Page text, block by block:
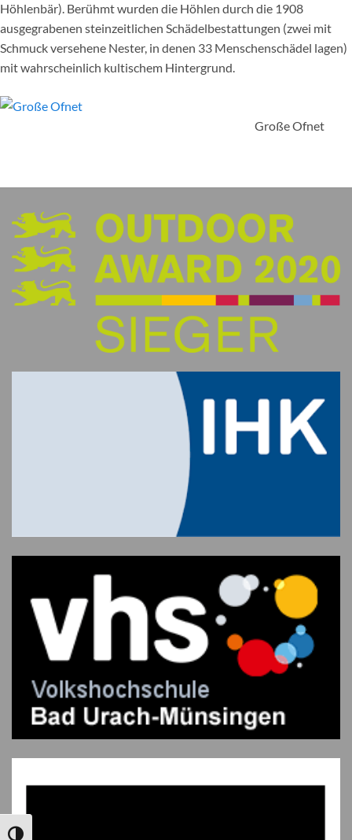
Höhlenbär). Berühmt wurden die Höhlen durch die 1908
ausgegrabenen steinzeitlichen Schädelbestattungen (zwei mit
Schmuck versehene Nester, in denen 33 Menschenschädel lagen)
mit wahrscheinlich kultischem Hintergrund.
Große Ofnet